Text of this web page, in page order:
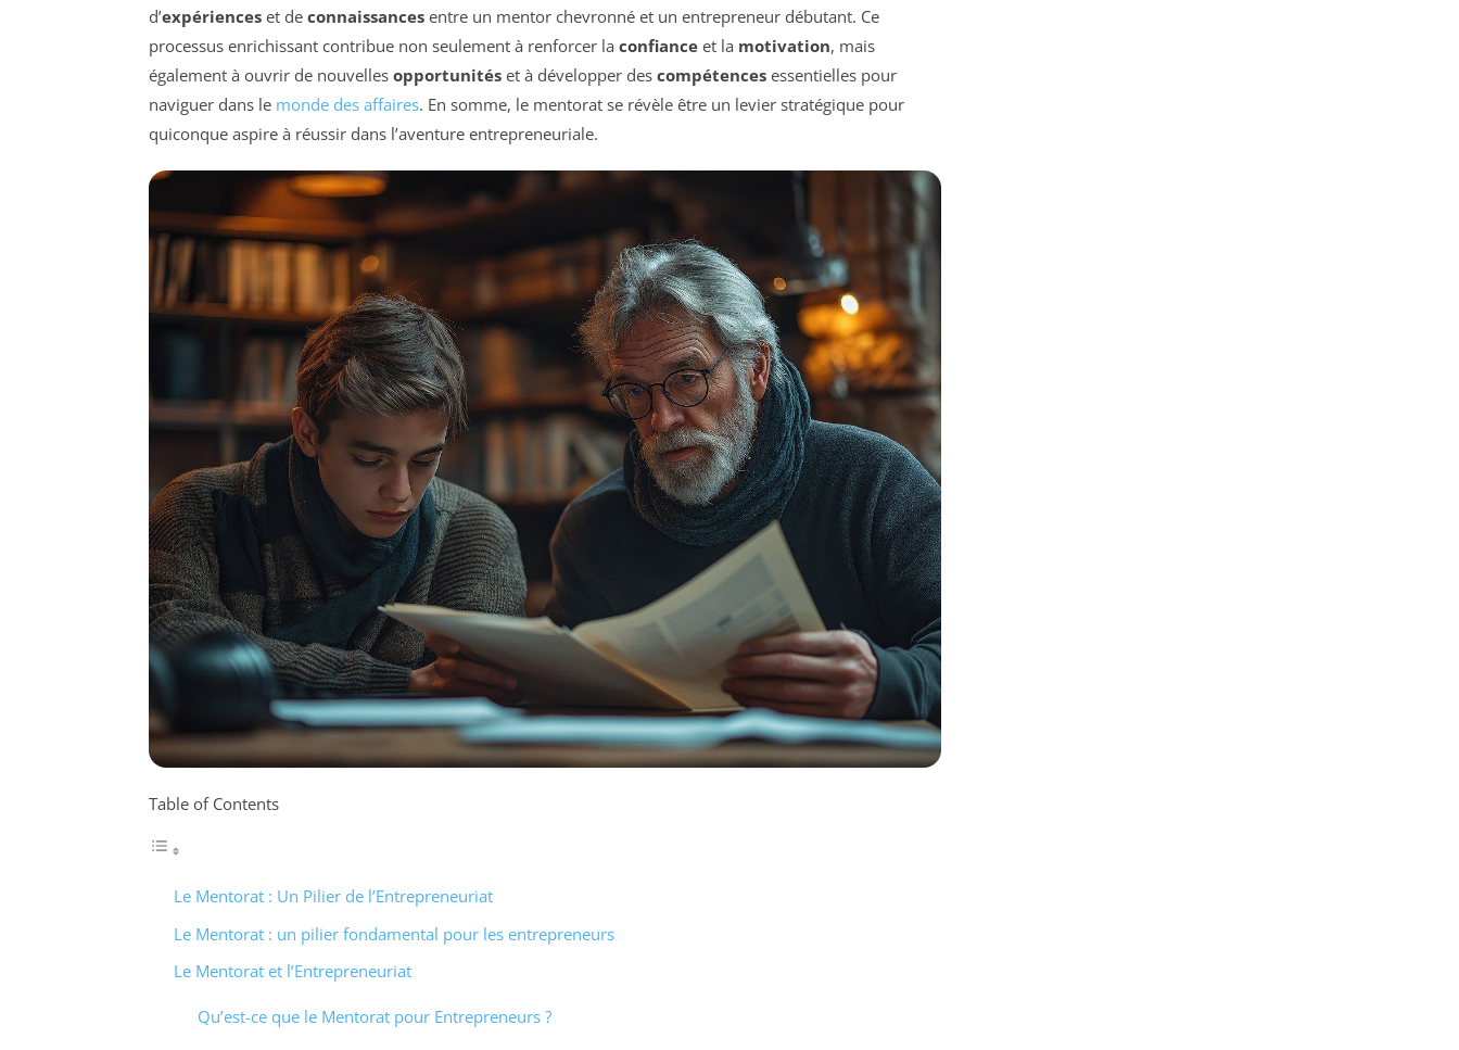
d’expériences et de connaissances entre un mentor chevronné et un entrepreneur débutant. Ce
processus enrichissant contribue non seulement à renforcer la confiance et la motivation, mais
également à ouvrir de nouvelles opportunités et à développer des compétences essentielles pour
naviguer dans le monde des affaires. En somme, le mentorat se révèle être un levier stratégique pour
quiconque aspire à réussir dans l’aventure entrepreneuriale.
Table of Contents
Le Mentorat : Un Pilier de l’Entrepreneuriat
Le Mentorat : un pilier fondamental pour les entrepreneurs
Le Mentorat et l’Entrepreneuriat
Qu’est-ce que le Mentorat pour Entrepreneurs ?